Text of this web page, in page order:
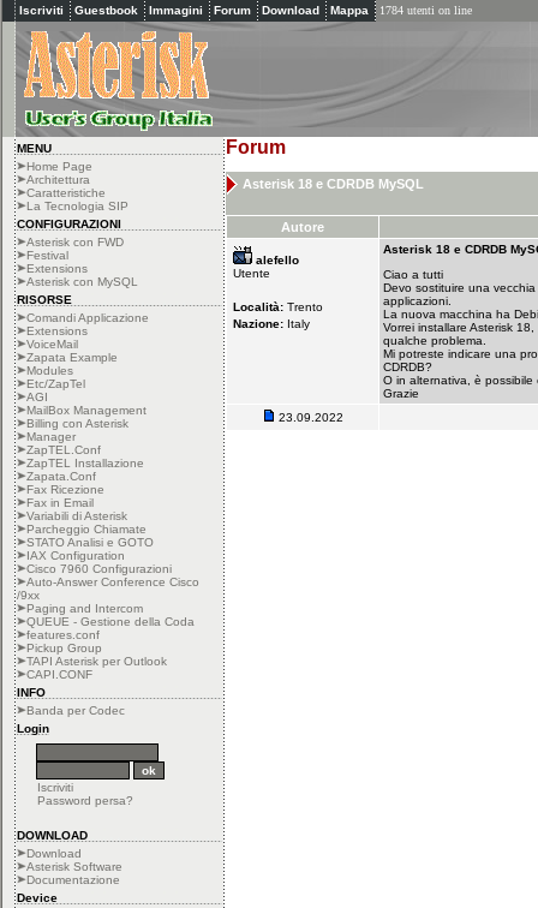
Iscriviti Guestbook Immagini Forum Download Mappa 1784 utenti on line
MENU
Home Page
Architettura
Caratteristiche
La Tecnologia SIP
CONFIGURAZIONI
Asterisk con FWD
Festival
Extensions
Asterisk con MySQL
RISORSE
Comandi Applicazione
Extensions
VoiceMail
Zapata Example
Modules
Etc/ZapTel
AGI
MailBox Management
Billing con Asterisk
Manager
ZapTEL.Conf
ZapTEL Installazione
Zapata.Conf
Fax Ricezione
Fax in Email
Variabili di Asterisk
Parcheggio Chiamate
STATO Analisi e GOTO
IAX Configuration
Cisco 7960 Configurazioni
Auto-Answer Conference Cisco
/9xx
Paging and Intercom
QUEUE - Gestione della Coda
features.conf
Pickup Group
TAPI Asterisk per Outlook
CAPI.CONF
INFO
Banda per Codec
Login
Iscriviti
Password persa?
DOWNLOAD
Download
Asterisk Software
Documentazione
Device
Forum
Asterisk 18 e CDRDB MySQL
Autore
alefello
Utente
Località: Trento
Nazione: Italy
Asterisk 18 e CDRDB
Ciao a tutti
Devo sostituire una
applicazioni.
La nuova macchina ha
Vorrei installare Asterisk
qualche problema.
Mi potreste indicare una
CDRDB?
O in alternativa, è possibile
Grazie
23.09.2022